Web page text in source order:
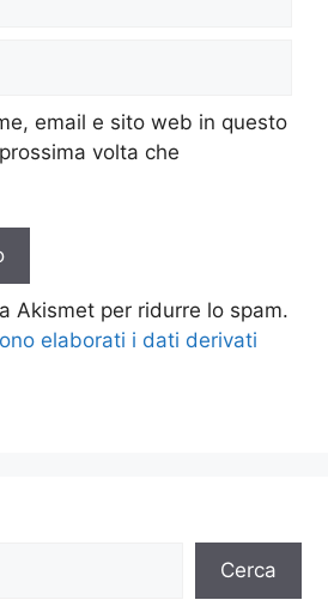
email e sito web in questo
volta che
Akismet per ridurre lo spam.
elaborati i dati derivati
Cerca